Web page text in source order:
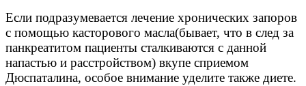
Если подразумевается лечение хронических запоров
с помощью касторового масла(бывает, что в след за
панкреатитом пациенты сталкиваются с данной
напастью и расстройством) вкупе сприемом
Дюспаталина, особое внимание уделите также диете.